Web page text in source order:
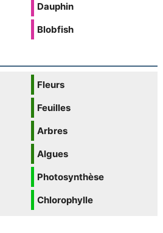
Dauphin
Blobfish
Fleurs
Feuilles
Arbres
Algues
Photosynthèse
Chlorophylle